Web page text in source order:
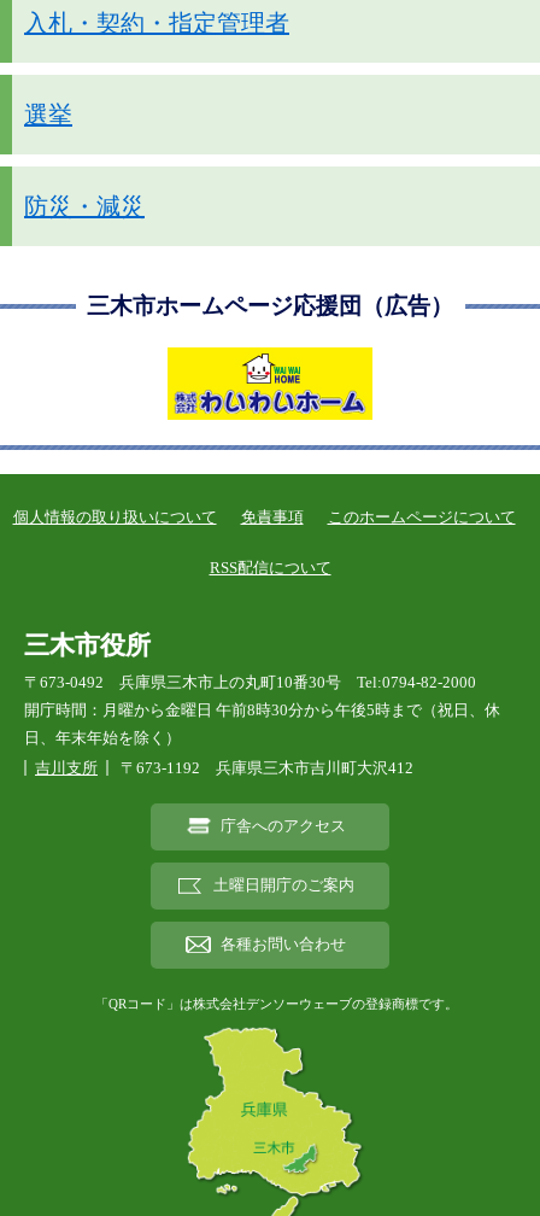
入札・契約・指定管理者
選挙
防災・減災
三木市ホームページ応援団（広告）
個人情報の取り扱いについて 免責事項 このホームページについて
RSS配信について
三木市役所
〒673-0492 兵庫県三木市上の丸町10番30号 Tel:0794-82-2000
開庁時間：月曜から金曜日 午前8時30分から午後5時まで（祝日、休
日、年末年始を除く）
吉川支所
〒673-1192 兵庫県三木市吉川町大沢412
庁舎へのアクセス
土曜日開庁のご案内
各種お問い合わせ
「QRコード」は株式会社デンソーウェーブの登録商標です。